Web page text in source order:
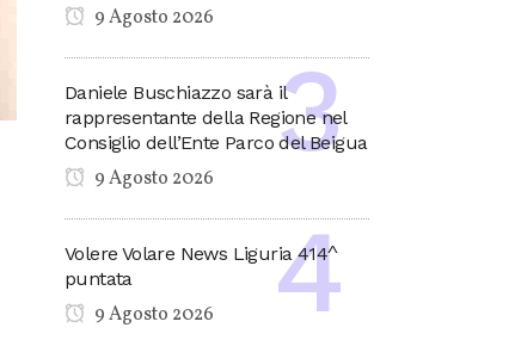
9 Agosto 2026
Daniele Buschiazzo sarà il
rappresentante della Regione nel
Consiglio dell’Ente Parco del Beigua
9 Agosto 2026
Volere Volare News Liguria 414^
puntata
9 Agosto 2026